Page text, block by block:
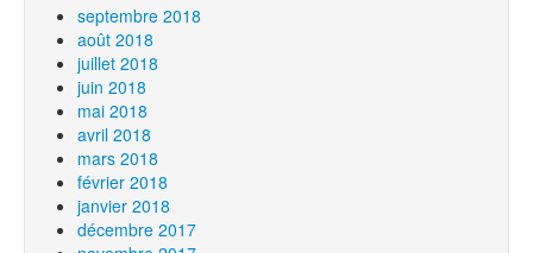
septembre 2018
août 2018
juillet 2018
juin 2018
mai 2018
avril 2018
mars 2018
février 2018
janvier 2018
décembre 2017